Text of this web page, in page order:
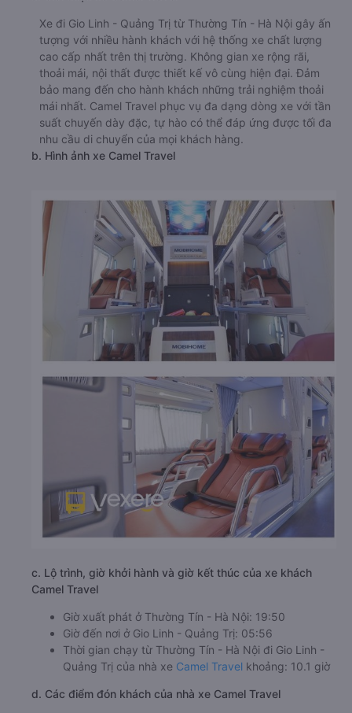
Xe đi Gio Linh - Quảng Trị từ Thường Tín - Hà Nội gây ấn
tượng với nhiều hành khách với hệ thống xe chất lượng
cao cấp nhất trên thị trường. Không gian xe rộng rãi,
thoải mái, nội thất được thiết kế vô cùng hiện đại. Đảm
bảo mang đến cho hành khách những trải nghiệm thoải
mái nhất. Camel Travel phục vụ đa dạng dòng xe với tần
suất chuyến dày đặc, tự hào có thể đáp ứng được tối đa
nhu cầu di chuyển của mọi khách hàng.
b. Hình ảnh xe Camel Travel
c. Lộ trình, giờ khởi hành và giờ kết thúc của xe khách
Camel Travel
Giờ xuất phát ở Thường Tín - Hà Nội: 19:50
Giờ đến nơi ở Gio Linh - Quảng Trị: 05:56
Thời gian chạy từ Thường Tín - Hà Nội đi Gio Linh -
Quảng Trị của nhà xe Camel Travel khoảng: 10.1 giờ
d. Các điểm đón khách của nhà xe Camel Travel